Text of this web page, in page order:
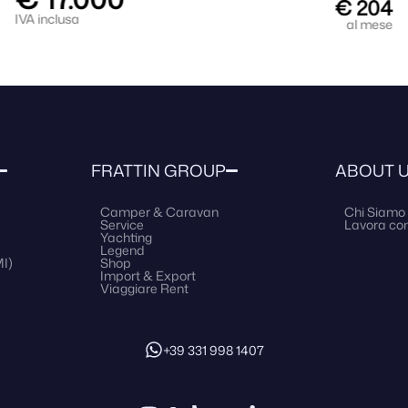
IVA inclusa € 204
al mese
FRATTIN GROUP
Camper & Caravan
Service
Yachting
Legend
Shop
Import & Export
Viaggiare Rent
ABOUT
Chi Siamo
Lavora
+39 331 998 1407